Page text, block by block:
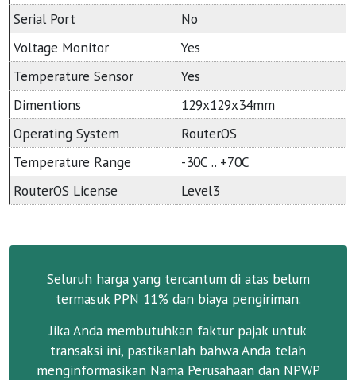
Serial Port
No
Voltage Monitor
Yes
Temperature Sensor
Yes
Dimentions
129x129x34mm
Operating System
RouterOS
Temperature Range
-30C .. +70C
RouterOS License
Level3
Seluruh harga yang tercantum di atas belum
termasuk PPN 11% dan biaya pengiriman.
Jika Anda membutuhkan faktur pajak untuk
transaksi ini, pastikanlah bahwa Anda telah
menginformasikan Nama Perusahaan dan NPWP